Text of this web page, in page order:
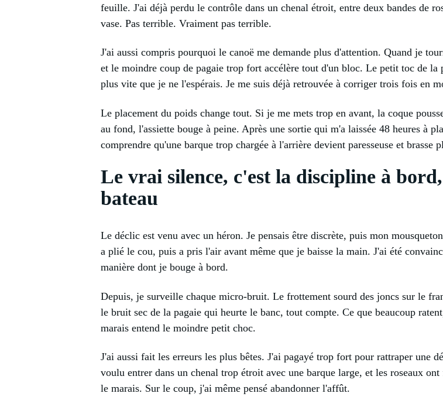
feuille. J'ai déjà perdu le contrôle dans un chenal étroit, entre deux bandes de
vase. Pas terrible. Vraiment pas terrible.
J'ai aussi compris pourquoi le canoë me demande plus d'attention. Quand je
et le moindre coup de pagaie trop fort accélère tout d'un bloc. Le petit toc de
plus vite que je ne l'espérais. Je me suis déjà retrouvée à corriger trois fois en
Le placement du poids change tout. Si je me mets trop en avant, la coque
au fond, l'assiette bouge à peine. Après une sortie qui m'a laissée 48 heures à
comprendre qu'une barque trop chargée à l'arrière devient paresseuse et brasse
Le vrai silence, c'est la discipline à
bateau
Le déclic est venu avec un héron. Je pensais être discrète, puis mon
a plié le cou, puis a pris l'air avant même que je baisse la main. J'ai été
manière dont je bouge à bord.
Depuis, je surveille chaque micro-bruit. Le frottement sourd des joncs sur le
le bruit sec de la pagaie qui heurte le banc, tout compte. Ce que beaucoup
marais entend le moindre petit choc.
J'ai aussi fait les erreurs les plus bêtes. J'ai pagayé trop fort pour rattraper une
voulu entrer dans un chenal trop étroit avec une barque large, et les roseaux
le marais. Sur le coup, j'ai même pensé abandonner l'affût.